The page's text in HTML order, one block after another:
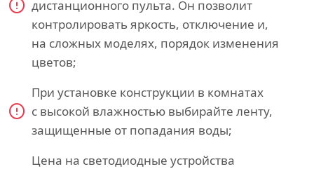
дистанционного пульта. Он позволит
контролировать яркость, отключение и,
на сложных моделях, порядок изменения
цветов;
При установке конструкции в комнатах
с высокой влажностью выбирайте ленту,
защищенные от попадания воды;
Цена на светодиодные устройства